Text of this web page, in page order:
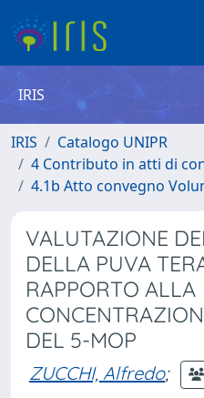
IRIS
IRIS
Catalogo UNIPR
4 Contributo in atti di
4.1b Atto convegno
VALUTAZIONE
DELLA PUVA
RAPPORTO ALLA
DEL 5-MOP
ZUCCHI, Alfredo;